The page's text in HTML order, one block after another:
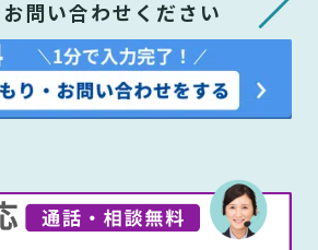
問い合わせください